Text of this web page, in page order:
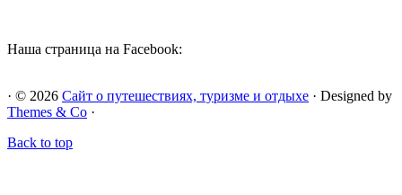
Наша страница на Facebook:
· © 2026 Сайт о путешествиях, туризме и отдыхе · Designed by
Themes & Co ·
Back to top